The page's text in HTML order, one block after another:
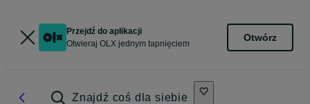
Przejdź do aplikacji
Otwieraj OLX jednym tapnięciem
Otwórz
Znajdź coś dla siebie